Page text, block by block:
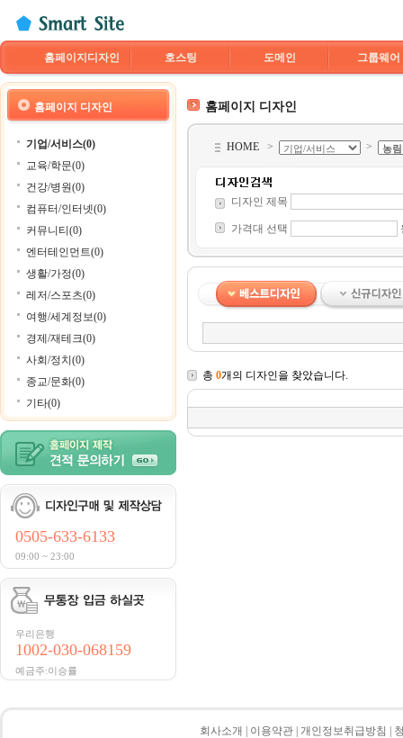
홈페이지디자인 호스팅 도메인 그룹웨어
홈페이지 디자인
기업/서비스(0)
교육/학문(0)
건강/병원(0)
컴퓨터/인터넷(0)
커뮤니티(0)
엔터테인먼트(0)
생활/가정(0)
레저/스포츠(0)
여행/세계정보(0)
경제/재테크(0)
사회/정치(0)
종교/문화(0)
기타(0)
0505-633-6133
09:00 ~ 23:00
우리은행
1002-030-068159
예금주:이승률
홈페이지 디자인
HOME > >
디자인 제목
가격대 선택
총 0개의 디자인을 찾았습니다.
회사소개 이용약관 개인정보취급방침